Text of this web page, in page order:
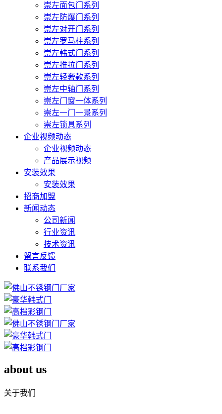
崇左面包门系列
崇左防爆门系列
崇左对开门系列
崇左罗马柱系列
崇左韩式门系列
崇左推拉门系列
崇左轻奢款系列
崇左中轴门系列
崇左门窗一体系列
崇左一门一景系列
崇左锁具系列
企业视频动态
企业视频动态
产品展示视频
安装效果
安装效果
招商加盟
新闻动态
公司新闻
行业资讯
技术资讯
留言反馈
联系我们
about us
关于我们